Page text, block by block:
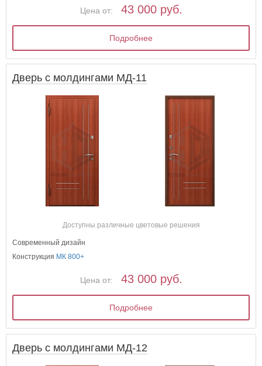
Цена от: 43 000 руб.
Подробнее
Дверь с молдингами МД-11
Доступны различные цветовые решения
Современный дизайн
Конструкция МК 800+
Цена от: 43 000 руб.
Подробнее
Дверь с молдингами МД-12